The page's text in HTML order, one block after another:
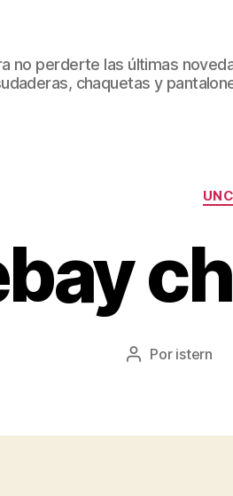
no perderte las últimas
chaquetas y
Autor
Por istern